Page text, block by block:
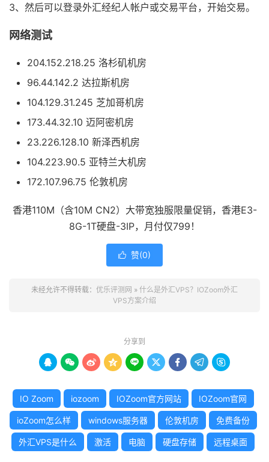
3、然后可以登录外汇经纪人帐户或交易平台，开始交易。
网络测试
204.152.218.25 洛杉矶机房
96.44.142.2 达拉斯机房
104.129.31.245 芝加哥机房
173.44.32.10 迈阿密机房
23.226.128.10 新泽西机房
104.223.90.5 亚特兰大机房
172.107.96.75 伦敦机房
香港110M（含10M CN2）大带宽独服限量促销，香港E3-
8G-1T硬盘-3IP，月付仅799！
 赞(0)
未经允许不得转载： 优乐评测网 » 什么是外汇VPS？IOZoom外汇
VPS方案介绍
分享到
        
IO Zoom iozoom IOZoom官方网站 IOZoom官网
ioZoom怎么样 windows服务器 伦敦机房 免费备份
外汇VPS是什么 激活 电脑 硬盘存储 远程桌面